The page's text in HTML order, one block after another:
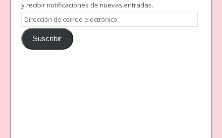
y recibir notificaciones de nuevas entradas.
Dirección
de
correoSuscribir